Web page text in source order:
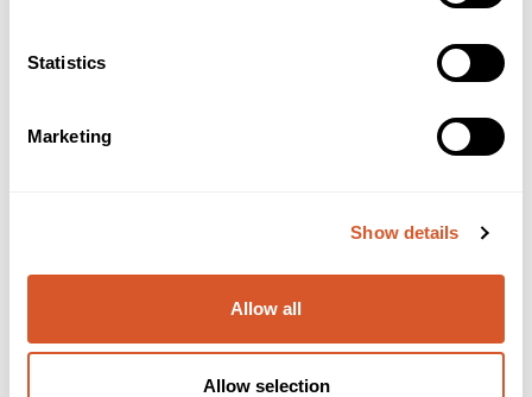
Statistics
Marketing
Show details
Allow all
Allow selection